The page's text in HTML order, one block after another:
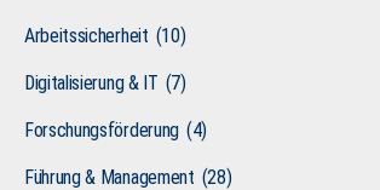
Arbeitssicherheit (10)
Digitalisierung & IT (7)
Forschungsförderung (4)
Führung & Management (28)